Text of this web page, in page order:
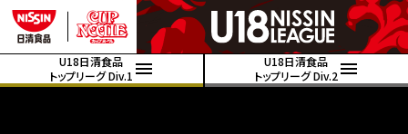
U18日清食品
トップリーグ Div.1
U18日清食品
トップリーグ Div.2